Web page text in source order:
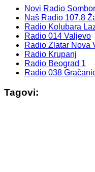
Novi Radio Sombor
Naš Radio 107.8
Radio Kolubara
Radio 014 Valjevo
Radio Zlatar Nova
Radio Krupanj
Radio Beograd 1
Radio 038
Tagovi: